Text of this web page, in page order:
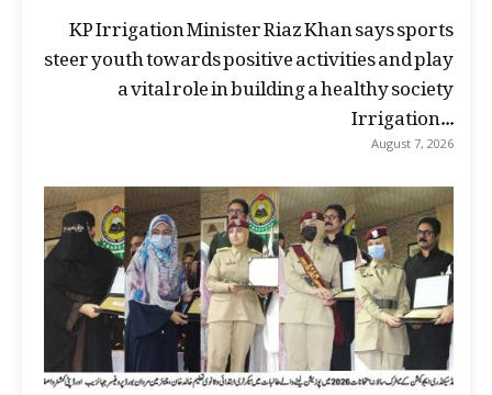
KP Irrigation Minister Riaz Khan says sports
steer youth towards positive activities and play
a vital role in building a healthy society
Irrigation...
August 7, 2026